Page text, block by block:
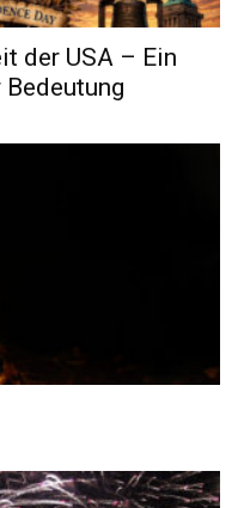
der USA – Ein